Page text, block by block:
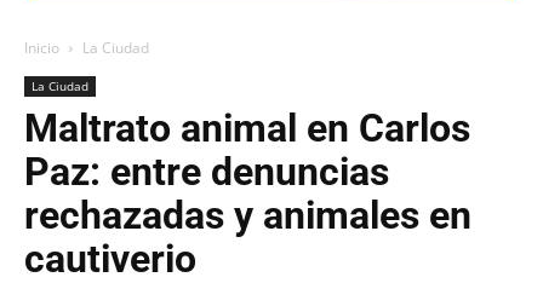
Inicio La Ciudad
La Ciudad
Maltrato animal en Carlos
Paz: entre denuncias
rechazadas y animales en
cautiverio